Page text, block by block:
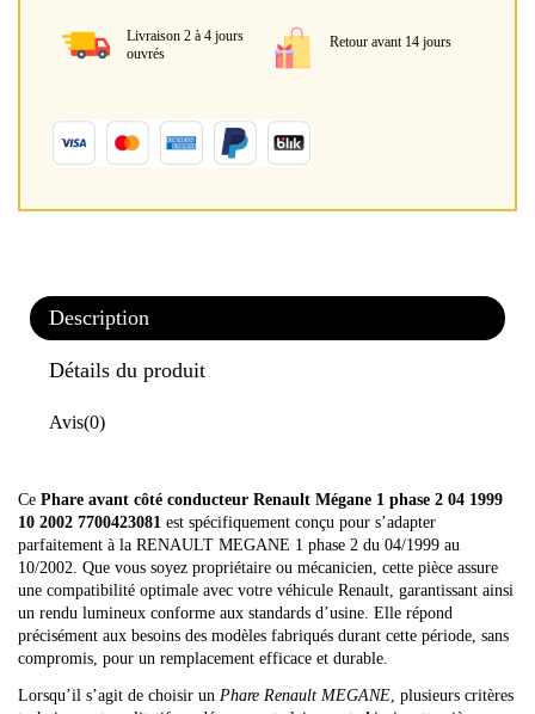
Livraison 2 à 4 jours
ouvrés
Retour avant 14 jours
Description
Détails du produit
Avis(0)
Ce Phare avant côté conducteur Renault Mégane 1 phase 2 04 1999
10 2002 7700423081 est spécifiquement conçu pour s’adapter
parfaitement à la RENAULT MEGANE 1 phase 2 du 04/1999 au
10/2002. Que vous soyez propriétaire ou mécanicien, cette pièce assure
une compatibilité optimale avec votre véhicule Renault, garantissant ainsi
un rendu lumineux conforme aux standards d’usine. Elle répond
précisément aux besoins des modèles fabriqués durant cette période, sans
compromis, pour un remplacement efficace et durable.
Lorsqu’il s’agit de choisir un Phare Renault MEGANE , plusieurs critères